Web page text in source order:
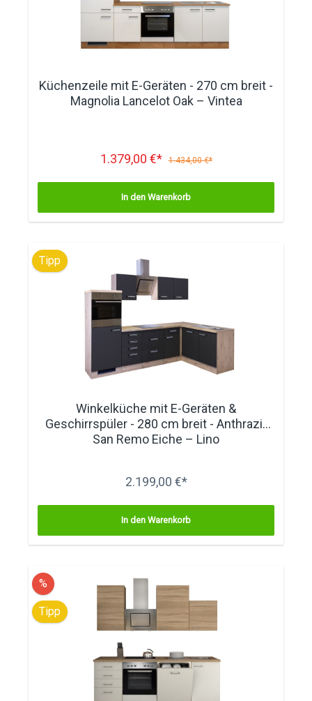
Küchenzeile mit E-Geräten - 270 cm breit -
Magnolia Lancelot Oak – Vintea
1.379,00 €* 1.434,00 €*
In den Warenkorb
Tipp
Winkelküche mit E-Geräten &
Geschirrspüler - 280 cm breit - Anthrazit
San Remo Eiche – Lino
2.199,00 €*
In den Warenkorb
%
Tipp